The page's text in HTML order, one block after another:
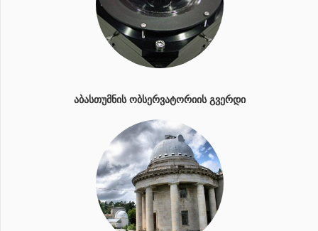
ᲐᲑᲐᲡᲗᲣᲛᲜᲘᲡ ᲝᲑᲡᲔᲠᲕᲐᲢᲝᲠᲘᲘᲡ ᲒᲕᲔᲠᲓᲘ